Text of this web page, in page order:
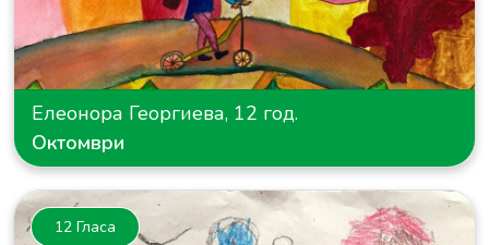
Елеонора Георгиева, 12 год.
Октомври
12 Гласа